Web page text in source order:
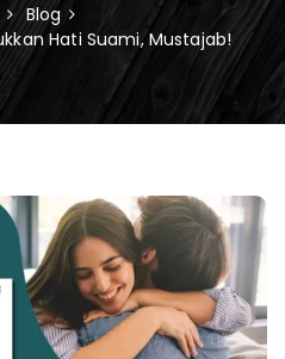
Blog
Hati Suami, Mustajab!